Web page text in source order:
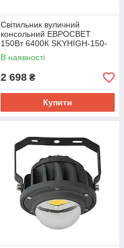
Світильник вуличний
консольний ЕВРОСВЕТ
150Вт 6400К SKYHIGH-150-
060
В наявності
2 698 ₴
Купити